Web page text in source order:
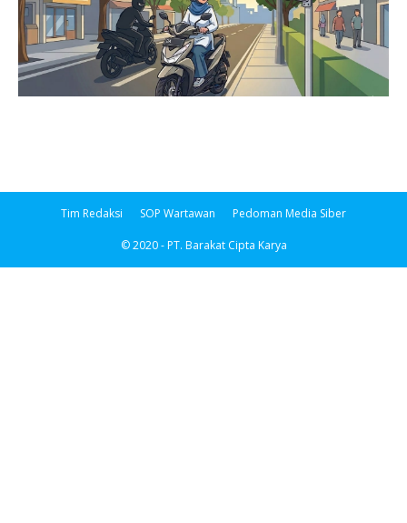
Tim Redaksi SOP Wartawan Pedoman Media Siber
© 2020 - PT. Barakat Cipta Karya